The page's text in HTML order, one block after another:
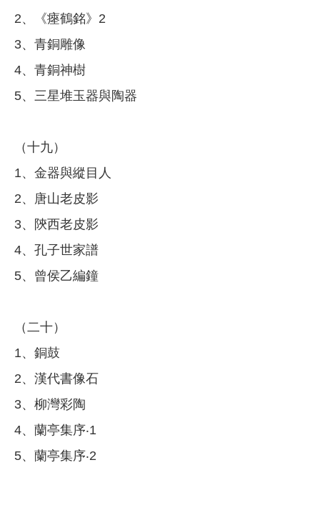
2、《瘞鶴銘》2
3、青銅雕像
4、青銅神樹
5、三星堆玉器與陶器
（十九）
1、金器與縱目人
2、唐山老皮影
3、陝西老皮影
4、孔子世家譜
5、曾侯乙編鐘
（二十）
1、銅鼓
2、漢代書像石
3、柳灣彩陶
4、蘭亭集序‧1
5、蘭亭集序‧2